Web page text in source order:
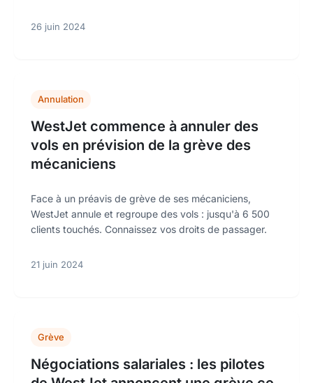
26 juin 2024
Annulation
WestJet commence à annuler des
vols en prévision de la grève des
mécaniciens
Face à un préavis de grève de ses mécaniciens,
WestJet annule et regroupe des vols : jusqu'à 6 500
clients touchés. Connaissez vos droits de passager.
21 juin 2024
Grève
Négociations salariales : les pilotes